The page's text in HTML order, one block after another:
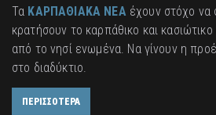
Τα ΚΑΡΠΑΘΙΑΚΑ ΝΕΑέχουν στόχο να
κρατήσουν το καρπάθικο και
από το νησί ενωμένα. Να γίνουν η
στο διαδύκτιο.
ΠΕΡΙΣΣΟΤΕΡΑ